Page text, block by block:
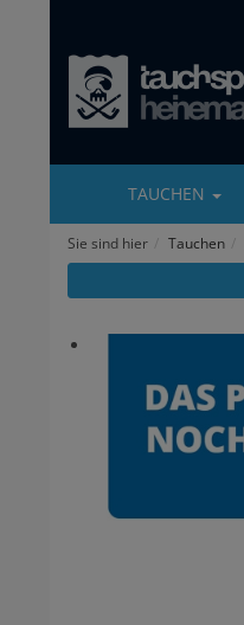
TAUCHEN
Sie sind hier Tauchen